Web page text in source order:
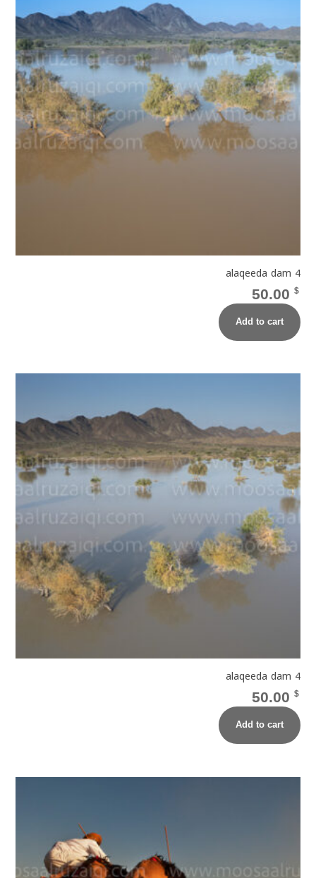
alaqeeda dam 4
50.00 $
Add to cart
alaqeeda dam 4
50.00 $
Add to cart